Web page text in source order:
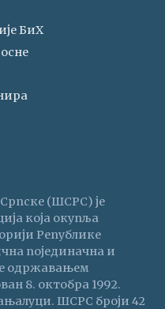
БиХ
(ШСРС) је
која окупља
Републике
појединачна и
одржавањем
8. октобра 1992.
ШСРС броји 42